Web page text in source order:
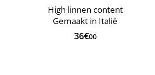
High linnen content
Gemaakt in Italië
36€00